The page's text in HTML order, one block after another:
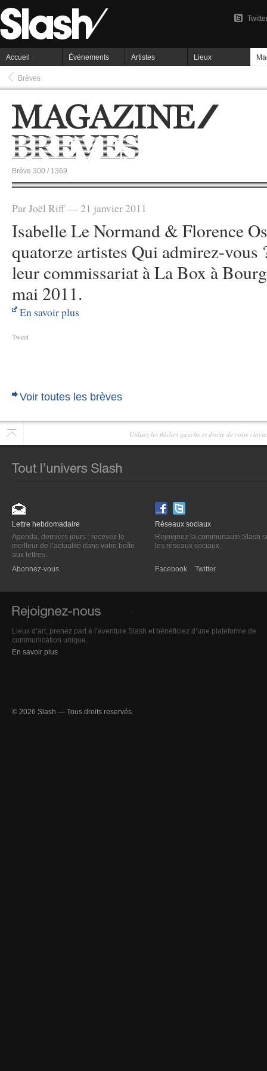
Accueil Événements Artistes Lieux
Brèves
Brève 300 / 1369
Par Joël Riff — 21 janvier 2011
Isabelle Le Normand & Florence
quatorze artistes Qui admirez-vous
leur commissariat à La Box à
mai 2011.
En savoir plus
Tweet
Voir toutes les brèves
Utilisez les flêches gauche et droite de votre
Lettre hebdomadaire
Agenda, derniers jours : recevez le
meilleur de l’actualité dans votre boîte
aux lettres.
Abonnez-vous
Réseaux sociaux
Rejoignez la communauté Slash
les réseaux sociaux.
Facebook Twitter
Lieux d’art, prenez part à l’aventure Slash et bénéficiez d’une plateforme de
communication unique.
En savoir plus
© 2026 Slash — Tous droits reservés